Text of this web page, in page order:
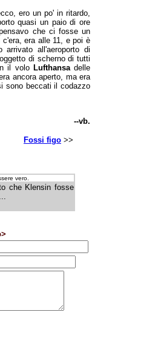
ero un po' in ritardo,
quasi un paio di ore
che ci fosse un
era alle 11, e poi è
all'aeroporto di
di scherno di tutti
il volo Lufthansadelle
ancora aperto, ma era
sono beccati il codazzo
--vb.
Fossi figo >>
vero.
che Klensin fosse